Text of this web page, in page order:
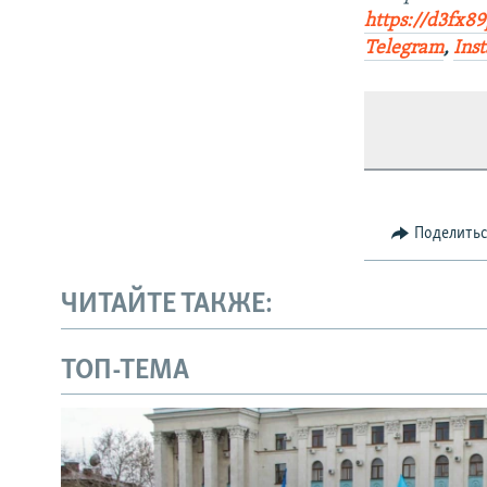
https://
Telegram,
ЧИТАЙТЕ ТАКЖЕ:
ТОП-ТЕМА